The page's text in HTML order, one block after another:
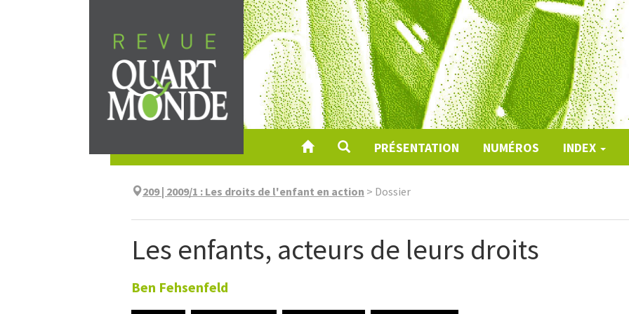
au
contenu
PRÉSENTATION NUMÉROS INDEX
209 | 2009/1 : Les droits de l'enfant en action > Dossier
Les enfants, acteurs de leurs droits
Ben Fehsenfeld